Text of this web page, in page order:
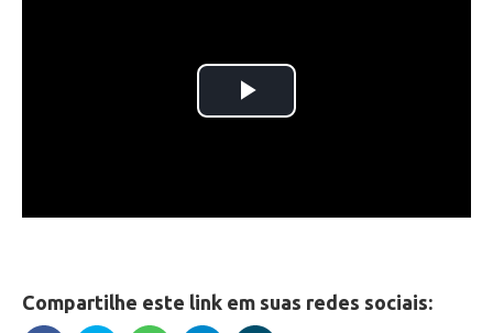
Compartilhe este link em suas redes sociais: